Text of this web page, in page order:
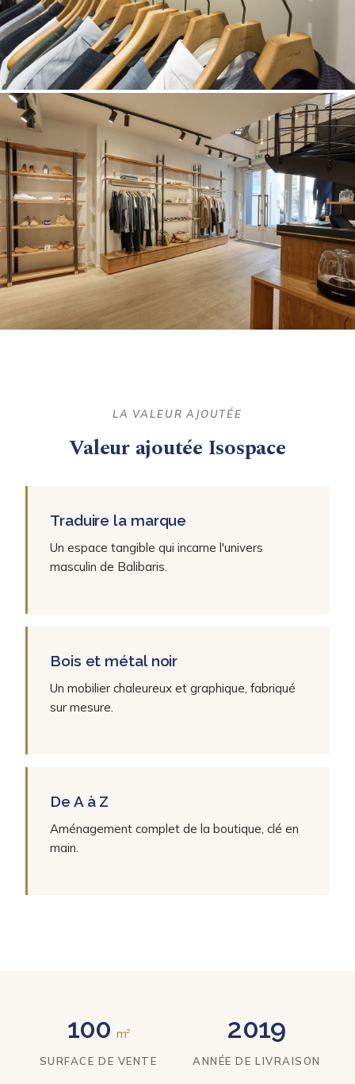
LA VALEUR AJOUTÉE
Valeur ajoutée Isospace
Traduire la marque
Un espace tangible qui incarne l'univers
masculin de Balibaris.
Bois et métal noir
Un mobilier chaleureux et graphique, fabriqué
sur mesure.
De A à Z
Aménagement complet de la boutique, clé en
main.
100 m²
SURFACE DE VENTE
2019
ANNÉE DE LIVRAISON